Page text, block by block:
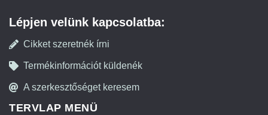
Lépjen velünk kapcsolatba:
Cikket szeretnék írni
Termékinformációt küldenék
A szerkesztőséget keresem
TERVLAP MENÜ